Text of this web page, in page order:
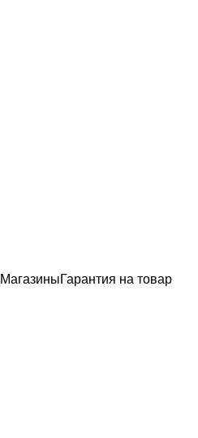
МагазиныГарантия на товар